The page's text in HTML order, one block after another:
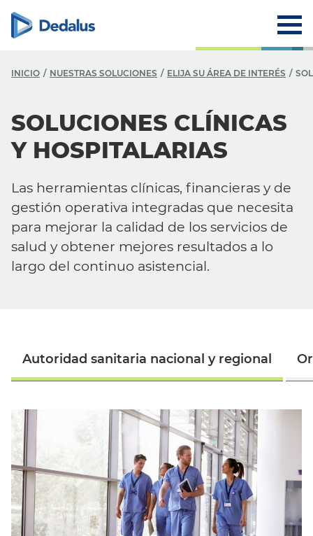
Español
INICIO NUESTRAS SOLUCIONES ELIJA SU ÁREA DE INTERÉS
SOLUCIONES CLÍNICAS
Y HOSPITALARIAS
Las herramientas clínicas, financieras y de
gestión operativa integradas que necesita
para mejorar la calidad de los servicios de
salud y obtener mejores resultados a lo
largo del continuo asistencial.
Autoridad sanitaria nacional y regional